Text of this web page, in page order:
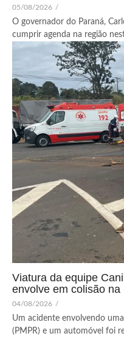
05/08/2026 /
O governador do Paraná,
cumprir agenda na região
Viatura da equipe
envolve em colisão
04/08/2026 /
Um acidente envolvendo
(PMPR) e um automóvel foi